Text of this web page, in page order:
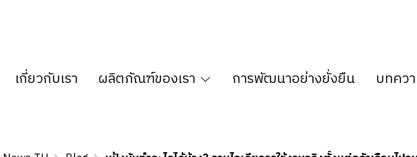
เกี่ยวกับเรา ผลิตภัณฑ์ของเรา การพัฒนาอย่างยั่งยืน บทคว